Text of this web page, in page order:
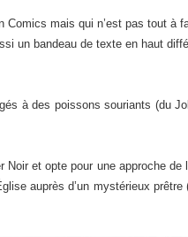
Comics mais qui n’est pas tout
un bandeau de texte en haut
à des poissons souriants (du
Noir et opte pour une approche
auprès d’un mystérieux